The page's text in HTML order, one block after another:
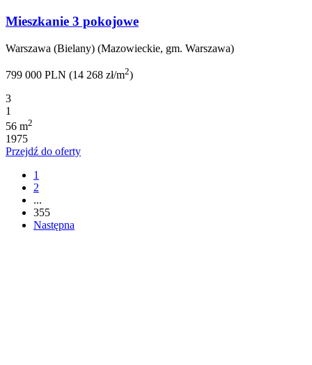
Mieszkanie 3 pokojowe
Warszawa (Bielany) (Mazowieckie, gm. Warszawa)
799 000 PLN (14 268 zł/m2)
3
1
56 m2
1975
Przejdź do oferty
1
2
...
355
Następna